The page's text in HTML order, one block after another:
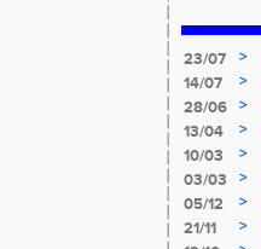
23/07 >
14/07 >
28/06
>
13/04
>
10/03
>
03/03
>
05/12 >
21/11 >